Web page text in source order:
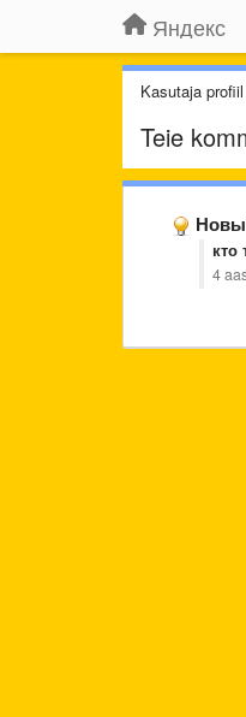
Яндекс
Kasutaja profiil
Teie
кто
4